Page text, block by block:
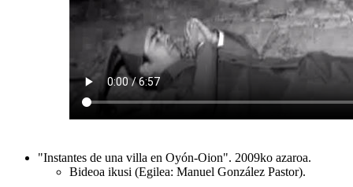
"Instantes de una villa en Oyón-Oion". 2009ko azaroa.
Bideoa ikusi (Egilea: Manuel González Pastor).